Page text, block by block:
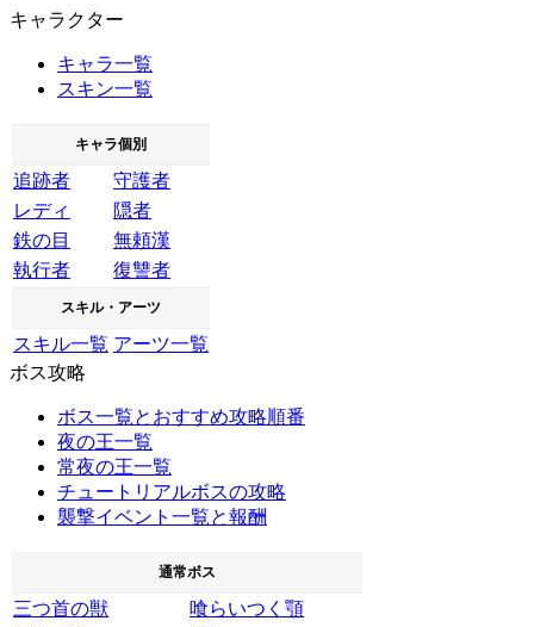
キャラクター
キャラ一覧
スキン一覧
キャラ個別
追跡者
守護者
レディ
隠者
鉄の目
無頼漢
執行者
復讐者
スキル・アーツ
スキル一覧 アーツ一覧
ボス攻略
ボス一覧とおすすめ攻略順番
夜の王一覧
常夜の王一覧
チュートリアルボスの攻略
襲撃イベント一覧と報酬
通常ボス
三つ首の獣
喰らいつく顎